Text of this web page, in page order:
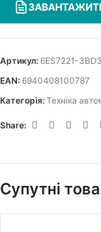
ЗАВАНТАЖИТИ
EAN: 6940408100787
Артикул: 6ES7221-
Категорія: Техніка
Share:
Супутні